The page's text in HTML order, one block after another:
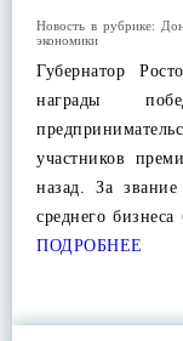
Новость в рубрике:
экономики
Губернатор
награды
участников
назад. За
среднего
ПОДРОБНЕЕ